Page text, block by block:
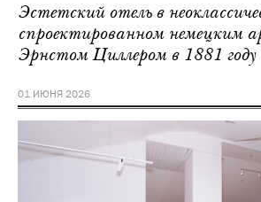
Эстетский отель в
спроектированном немецким
Эрнстом Циллером в 1881 году
01 ИЮНЯ 2026